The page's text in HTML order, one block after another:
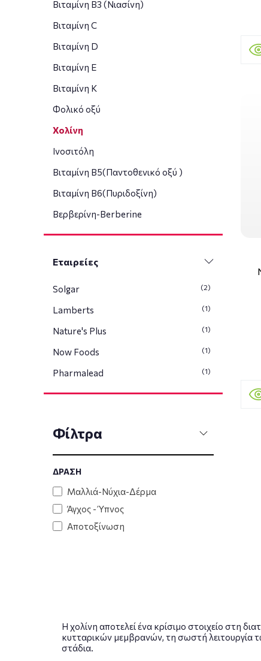
Βιταμίνη Β3 (Νιασίνη)
Βιταμίνη C
Βιταμίνη D
Βιταμίνη E
Βιταμίνη Κ
Φολικό οξύ
Χολίνη
Ινοσιτόλη
Βιταμίνη Β5(Παντοθενικό οξύ )
Βιταμίνη B6(Πυριδοξίνη)
Βερβερίνη-Berberine
Εταιρείες
Solgar (2)
Lamberts (1)
Nature's Plus (1)
Now Foods (1)
Pharmalead (1)
Φίλτρα
ΔΡΑΣΗ
Μαλλιά-Νύχια-Δέρμα
Άγχος - Ύπνος
Αποτοξίνωση
Η χολίνη αποτελεί ένα κρίσιμο στοιχείο στη
κυτταρικών μεμβρανών, τη σωστή λειτουργία
στάδια.